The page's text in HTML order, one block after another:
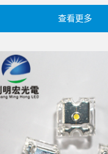
查看更多